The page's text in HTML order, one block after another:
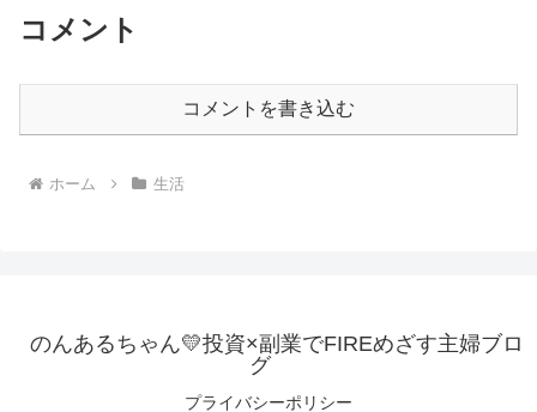
コメント
コメントを書き込む
ホーム 生活
のんあるちゃん💛投資×副業でFIREめざす主婦ブロ
グ
プライバシーポリシー